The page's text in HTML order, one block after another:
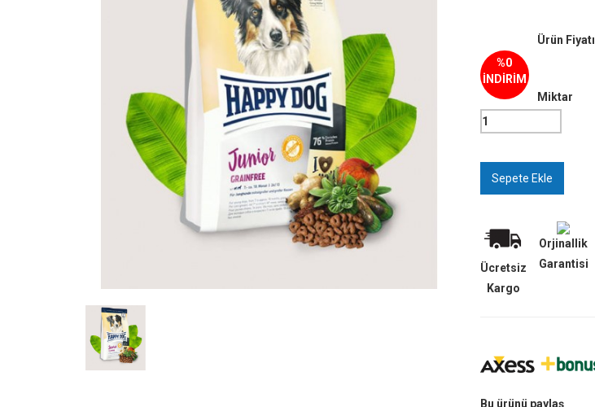
%0
İNDİRİM
Ürün Fiyatı
Miktar
Ücretsiz
Kargo
Orjinallik
Garantisi
Bu ürünü paylaş